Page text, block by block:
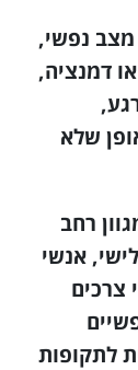
מצב נפשי,
דמנציה,
שלא
רחב
אנשי
צרכים
לתקופות